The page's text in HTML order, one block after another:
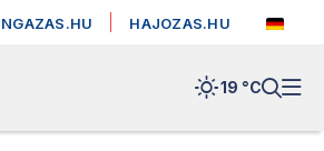
HAJOZAS.HU
19 °C